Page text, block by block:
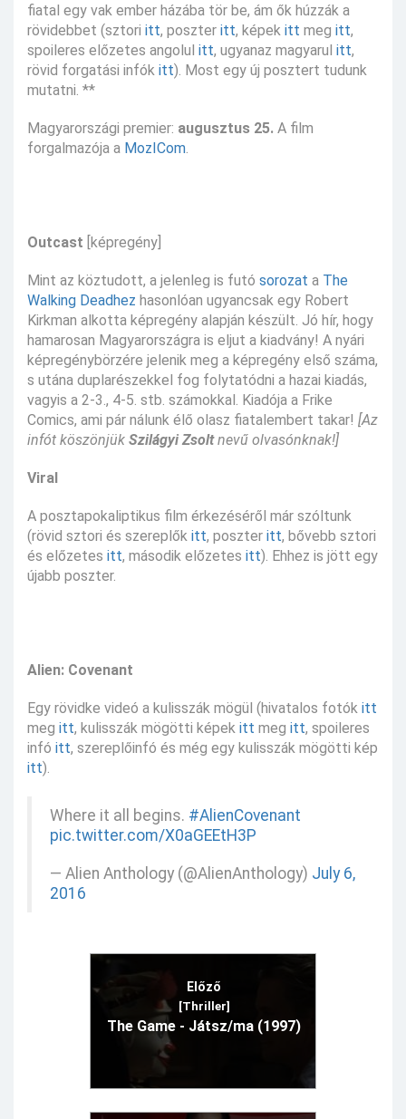
fiatal egy vak ember házába tör be, ám ők húzzák a
rövidebbet (sztori itt, poszter itt, képek itt meg itt,
spoileres előzetes angolul itt, ugyanaz magyarul itt,
rövid forgatási infók itt). Most egy új posztert tudunk
mutatni. **
Magyarországi premier: augusztus 25. A film
forgalmazója a MozICom.
Outcast [képregény]
Mint az köztudott, a jelenleg is futó sorozat a The
Walking Deadhez hasonlóan ugyancsak egy Robert
Kirkman alkotta képregény alapján készült. Jó hír, hogy
hamarosan Magyarországra is eljut a kiadvány! A nyári
képregénybörzére jelenik meg a képregény első száma,
s utána duplarészekkel fog folytatódni a hazai kiadás,
vagyis a 2-3., 4-5. stb. számokkal. Kiadója a Frike
Comics, ami pár nálunk élő olasz fiatalembert takar! [Az
infót köszönjük Szilágyi Zsoltnevű olvasónknak!]
Viral
A posztapokaliptikus film érkezéséről már szóltunk
(rövid sztori és szereplők itt, poszter itt, bővebb sztori
és előzetes itt, második előzetes itt). Ehhez is jött egy
újabb poszter.
Alien: Covenant
Egy rövidke videó a kulisszák mögül (hivatalos fotók itt
meg itt, kulisszák mögötti képek itt meg itt, spoileres
infó itt, szereplőinfó és még egy kulisszák mögötti kép
itt).
Where it all begins. #AlienCovenant
pic.twitter.com/X0aGEEtH3P
— Alien Anthology (@AlienAnthology) July 6,
2016
Előző
[Thriller]
The Game - Játsz/ma (1997)